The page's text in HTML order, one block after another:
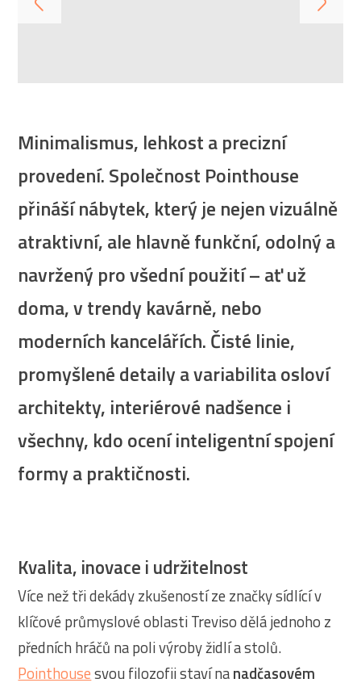
Minimalismus, lehkost a precizní
provedení. Společnost Pointhouse
přináší nábytek, který je nejen vizuálně
atraktivní, ale hlavně funkční, odolný a
navržený pro všední použití – ať už
doma, v trendy kavárně, nebo
moderních kancelářích. Čisté linie,
promyšlené detaily a variabilita osloví
architekty, interiérové nadšence i
všechny, kdo ocení inteligentní spojení
formy a praktičnosti.
Kvalita, inovace i udržitelnost
Více než tři dekády zkušeností ze značky sídlící v
klíčové průmyslové oblasti Treviso dělá jednoho z
předních hráčů na poli výroby židlí a stolů.
Pointhousesvou filozofii staví nanadčasovém